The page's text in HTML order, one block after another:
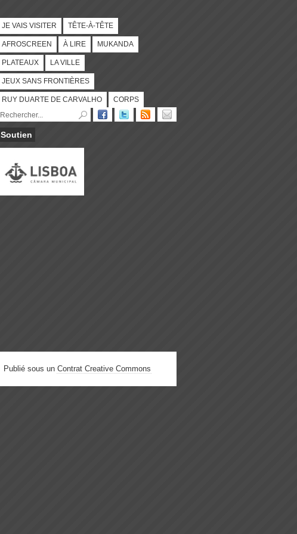
JE VAIS VISITER TÊTE-À-TÊTE
AFROSCREEN À LIRE MUKANDA
PLATEAUX LA VILLE
JEUX SANS FRONTIÈRES
RUY DUARTE DE CARVALHO CORPS
Soutien
Publié sous un Contrat Creative Commons